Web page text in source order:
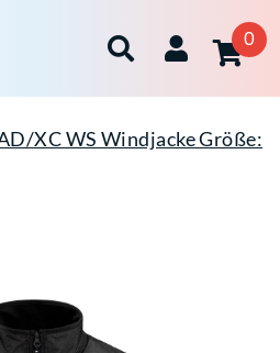
0
XC WS Windjacke Größe: L